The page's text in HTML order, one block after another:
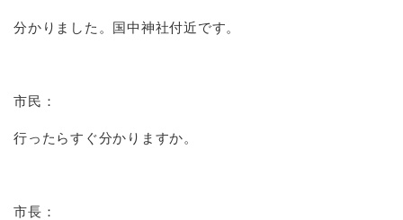
分かりました。国中神社付近です。
市民：
行ったらすぐ分かりますか。
市長：